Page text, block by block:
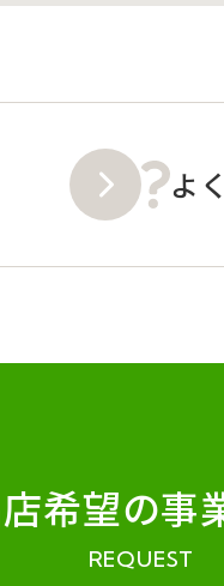
よ
希望の事
REQUEST